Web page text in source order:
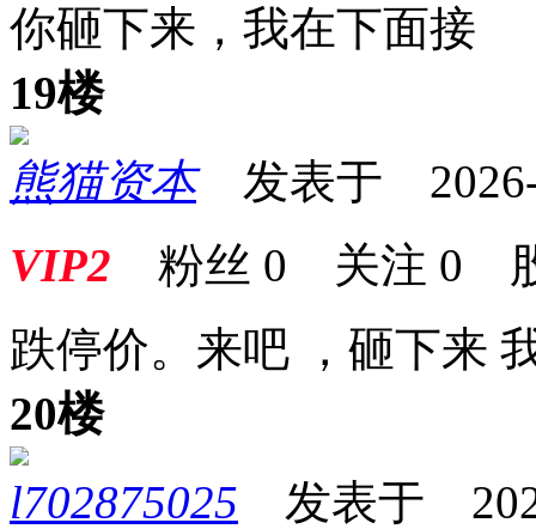
你砸下来，我在下面接
19楼
熊猫资本发表于 2026-
VIP2 粉丝 0 关注 0
跌停价。来吧 ，砸下来
20楼
l702875025 发表于